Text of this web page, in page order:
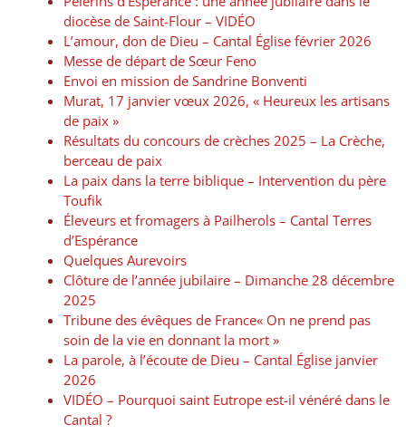
diocèse de Saint-Flour – VIDÉO
L’amour, don de Dieu – Cantal Église février 2026
Messe de départ de Sœur Feno
Envoi en mission de Sandrine Bonventi
Murat, 17 janvier vœux 2026, « Heureux les artisans
de paix »
Résultats du concours de crèches 2025 – La Crèche,
berceau de paix
La paix dans la terre biblique – Intervention du père
Toufik
Éleveurs et fromagers à Pailherols – Cantal Terres
d’Espérance
Quelques Aurevoirs
Clôture de l’année jubilaire – Dimanche 28 décembre
2025
Tribune des évêques de France« On ne prend pas
soin de la vie en donnant la mort »
La parole, à l’écoute de Dieu – Cantal Église janvier
2026
VIDÉO – Pourquoi saint Eutrope est-il vénéré dans le
Cantal ?